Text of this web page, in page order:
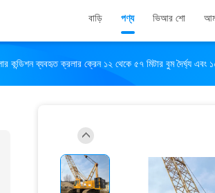
বাড়ি পণ্য ভিআর শো
কন্ডিশন ব্যবহৃত ক্রলার ক্রেন ১২ থেকে ৫৭ মিটার বুম দৈর্ঘ্য এবং